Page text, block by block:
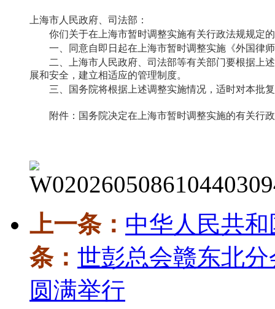
上海市人民政府、司法部：
你们关于在上海市暂时调整实施有关行政法规规定
一、同意自即日起在上海市暂时调整实施《外国律
二、上海市人民政府、司法部等有关部门要根据上
展和安全，建立相适应的管理制度。
三、国务院将根据上述调整实施情况，适时对本批
附件：国务院决定在上海市暂时调整实施的有关行
上一条： 中华人民共
条： 世彭总会赣东北
圆满举行